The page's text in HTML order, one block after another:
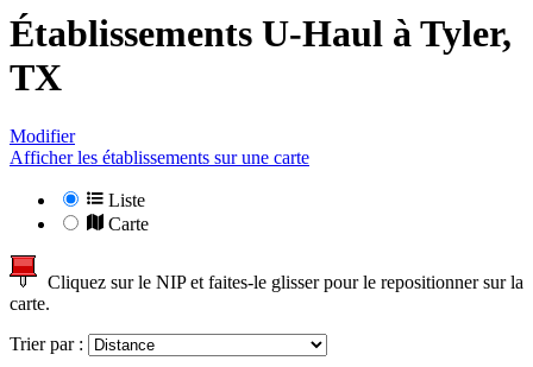
Établissements U-Haul à Tyler,
TX
Modifier
Afficher les établissements sur une carte
Liste
Carte
Cliquez sur le NIP et faites-le glisser pour le repositionner sur la
carte.
Trier par :